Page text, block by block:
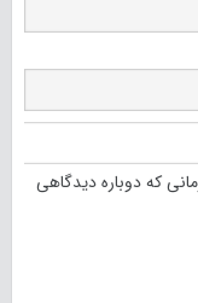
که دوباره دیدگاهی